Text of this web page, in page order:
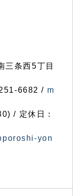
条西5丁目
6682 / m
/ 定休日：
yon